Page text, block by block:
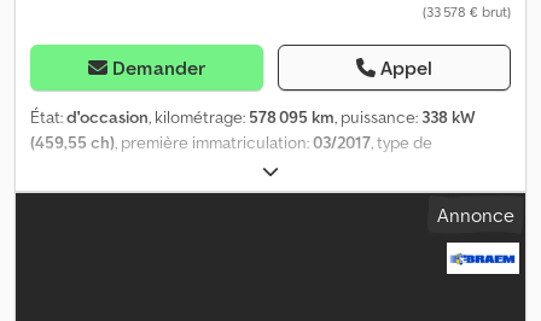
(33 578 € brut)
Demander Appel
État:d'occasion, kilométrage: 578 095 km, puissance: 338 kW
(459,55 ch) , première immatriculation:03/2017 , type de
, dimension des pneus:
configuration d'essieux:4x2, empattement:3 700 mm, carburant:
cabine couchette,
Euro 6,
, Équipement:
Annonce